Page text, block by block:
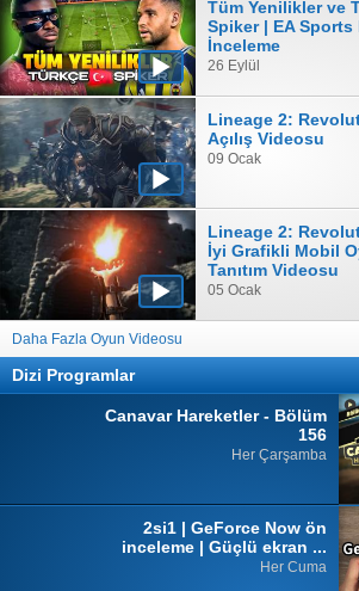
Tüm Yenilikler ve
Spiker | EA Sports
İnceleme
26 Eylül
Lineage 2:
Açılış Videosu
09 Ocak
Lineage 2:
İyi Grafikli Mobil
Tanıtım Videosu
05 Ocak
Daha Fazla Oyun Videosu
Dizi Programlar
Canavar Hareketler - Bölüm
156
Her Çarşamba
2si1 | GeForce Now ön
inceleme | Güçlü ekran ...
Her Cuma